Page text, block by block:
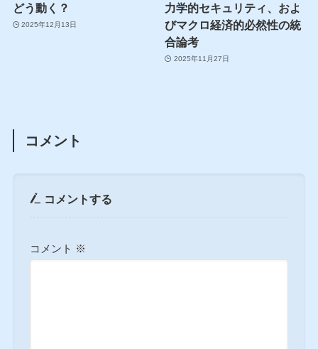
どう動く？
2025年12月13日
力学的セキュリティ、およ
びマクロ経済的必然性の統
合論考
2025年11月27日
コメント
コメントする
コメント ※